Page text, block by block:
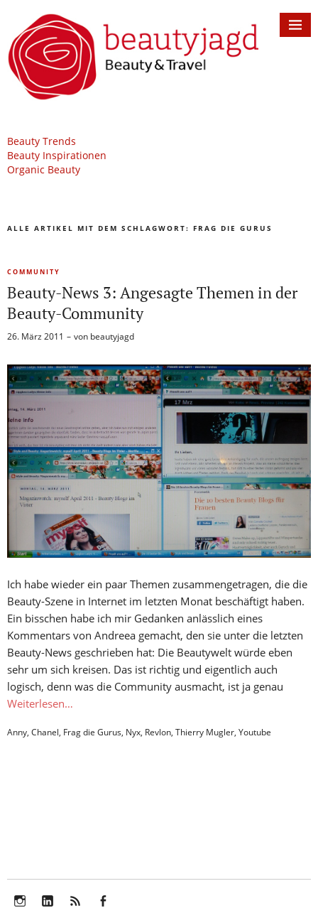
Beauty Trends
Beauty Inspirationen
Organic Beauty
ALLE ARTIKEL MIT DEM SCHLAGWORT: FRAG DIE GURUS
COMMUNITY
Beauty-News 3: Angesagte Themen in der
Beauty-Community
26. März 2011 von beautyjagd
Ich habe wieder ein paar Themen zusammengetragen, die die
Beauty-Szene in Internet im letzten Monat beschäftigt haben.
Ein bisschen habe ich mir Gedanken anlässlich eines
Kommentars von Andreea gemacht, den sie unter die letzten
Beauty-News geschrieben hat: Die Beautywelt würde eben
sehr um sich kreisen. Das ist richtig und eigentlich auch
logisch, denn was die Community ausmacht, ist ja genau
Weiterlesen…
Anny, Chanel, Frag die Gurus, Nyx, Revlon, Thierry Mugler, Youtube